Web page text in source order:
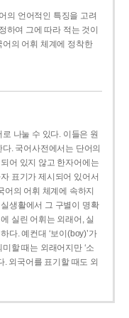
의 언어적인 특징을 고려
하여 그에 따라 적는 것이
의 어휘 체계에 정착한
나눌 수 있다. 이들은 원
. 국어사전에서는 단어의
어 있지 않고 한자어에는
표기가 제시되어 있어서
의 어휘 체계에 속하지
생활에서 그 구별이 명확
실린 어휘는 외래어, 실
다. 예컨대 ‘보이(boy)’가
할 때는 외래어지만 ‘소
. 외국어를 표기할 때도 외